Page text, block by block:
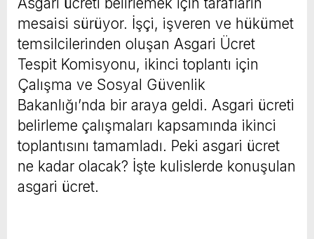
mesaisi sürüyor. İşçi, işveren ve hükümet
temsilcilerinden oluşan Asgari Ücret
Tespit Komisyonu, ikinci toplantı için
Çalışma ve Sosyal Güvenlik
Bakanlığı’nda bir araya geldi. Asgari ücreti
belirleme çalışmaları kapsamında ikinci
toplantısını tamamladı. Peki asgari ücret
ne kadar olacak? İşte kulislerde konuşulan
asgari ücret.